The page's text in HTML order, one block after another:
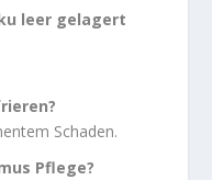
leer gelagert
Schaden.
Pflege?